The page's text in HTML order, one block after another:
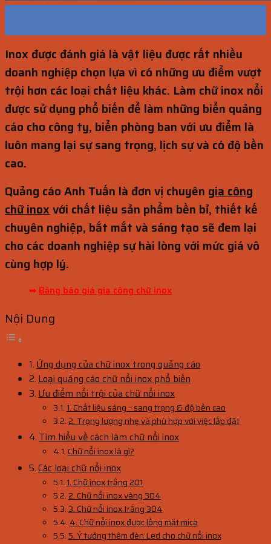
Inox được đánh giá là vật liệu được rất nhiều
doanh nghiệp chọn lựa vì có những ưu điểm vượt
trội hơn các loại chất liệu khác. Làm chữ inox nổi
được sử dụng phổ biến để làm những biển quảng
cáo cho công ty, biển phòng ban với ưu điểm là
luôn mang lại sự sang trọng, lịch sự và có độ bền
cao.
Quảng cáo Anh Tuấn là đơn vị chuyên gia công
chữ inoxvới chất liệu sản phẩm bền bỉ, thiết kế
chuyên nghiệp, bắt mắt và sáng tạo sẽ đem lại
cho các doanh nghiệp sự hài lòng với mức giá vô
cùng hợp lý.
➡ Bảng báo giá gia công chữ inox
Nội Dung
Ứng dụng của chữ inox trong quảng cáo
Loại quảng cáo chữ nổi inox phổ biến
Ưu điểm nổi trội của chữ nổi inox
1. Chất liệu sáng – sang trọng & độ bền cao
2. Trọng lượng nhẹ và phù hợp với việc lắp đặt
Tìm hiểu về cách làm chữ nổi inox
Chữ nổi inox là gì?
Các loại chữ nổi inox
1. Chữ inox trắng 201
2. Chữ nổi inox vàng 304
3. Chữ nổi inox trắng 304
4. Chữ nổi inox được lồng mặt mica
5. Ý tưởng thêm đèn Led cho chữ nổi inox